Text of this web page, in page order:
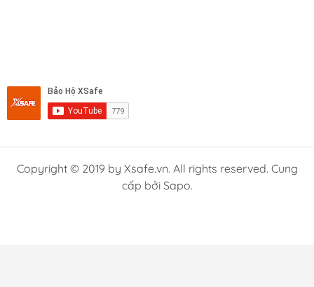
Copyright © 2019 by Xsafe.vn. All rights reserved. Cung
cấp bởi Sapo.